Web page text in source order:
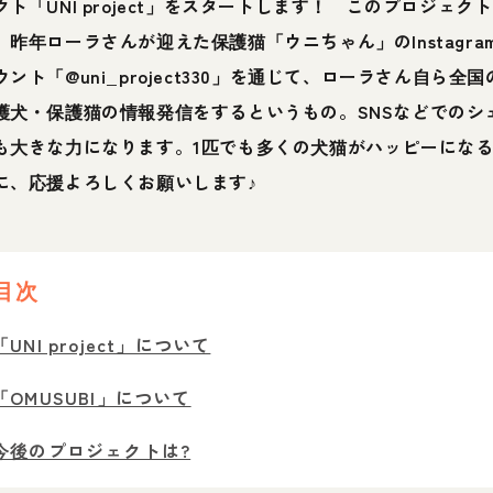
ト「UNI project」をスタートします！ このプロジェクト
昨年ローラさんが迎えた保護猫「ウニちゃん」の
ント「@uni_project330」を通じて、ローラさん自ら全国
犬・保護猫の情報発信をするというもの。SNSなどでのシ
大きな力になります。1匹でも多くの犬猫がハッピーにな
、応援よろしくお願いします♪
次
UNI project」について
OMUSUBI」について
後のプロジェクトは?